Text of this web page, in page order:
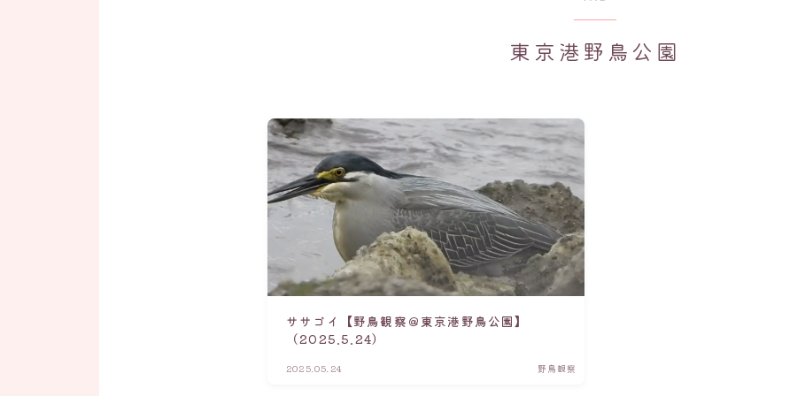
東京港野鳥公園
ササゴイ【野鳥観察＠東京港野鳥公園】
（2025.5.24）
2025.05.24 野鳥観察